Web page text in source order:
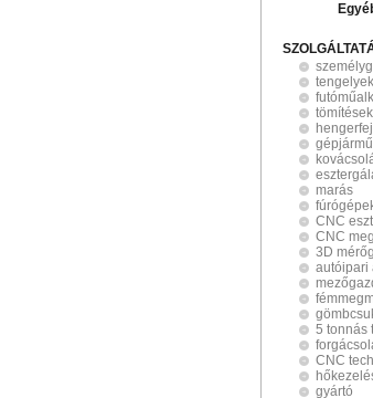
tengelyek
tömítések
marás
CNC
CNC
3D
autóipari
5 tonnás
CNC
gyártó